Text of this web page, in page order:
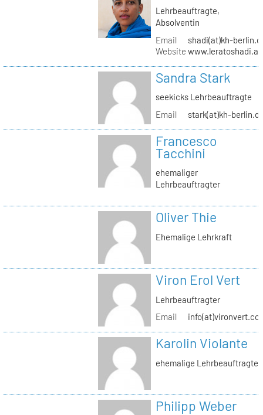
Lehrbeauftragte,
Absolventin
Email
shadi(at)kh-
Website
Sandra Stark
seekicks Lehrbeauftragte
Email
stark(at)kh-
Francesco
Tacchini
ehemaliger
Lehrbeauftragter
Oliver Thie
Ehemalige Lehrkraft
Viron Erol Vert
Lehrbeauftragter
Email
Karolin Violante
ehemalige Lehrbeauftragte
Philipp Weber